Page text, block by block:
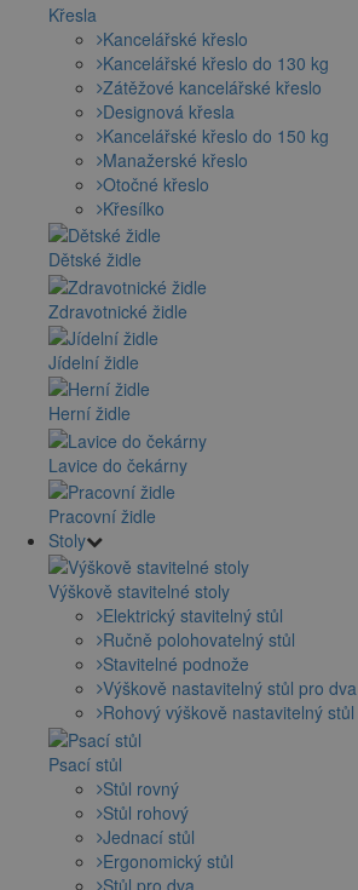
Křesla
Kancelářské křeslo
Kancelářské křeslo do 130 kg
Zátěžové kancelářské křeslo
Designová křesla
Kancelářské křeslo do 150 kg
Manažerské křeslo
Otočné křeslo
Křesílko
Dětské židle
Zdravotnické židle
Jídelní židle
Herní židle
Lavice do čekárny
Pracovní židle
Stoly
Výškově stavitelné stoly
Elektrický stavitelný stůl
Ručně polohovatelný stůl
Stavitelné podnože
Výškově nastavitelný stůl pro dva
Rohový výškově nastavitelný stůl
Psací stůl
Stůl rovný
Stůl rohový
Jednací stůl
Ergonomický stůl
Stůl pro dva